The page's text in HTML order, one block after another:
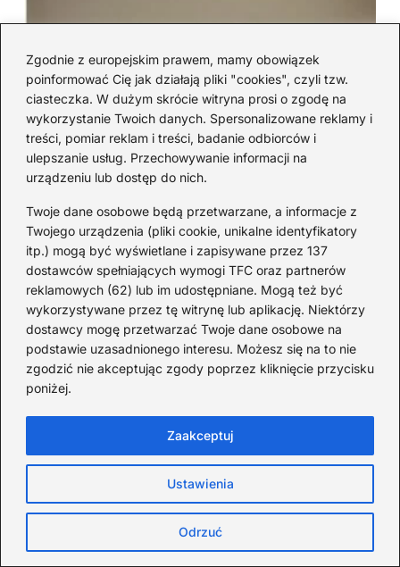
Zgodnie z europejskim prawem, mamy obowiązek
poinformować Cię jak działają pliki "cookies", czyli tzw.
ciasteczka. W dużym skrócie witryna prosi o zgodę na
wykorzystanie Twoich danych. Spersonalizowane reklamy i
treści, pomiar reklam i treści, badanie odbiorców i
ulepszanie usług. Przechowywanie informacji na
urządzeniu lub dostęp do nich.
Twoje dane osobowe będą przetwarzane, a informacje z
Twojego urządzenia (pliki cookie, unikalne identyfikatory
itp.) mogą być wyświetlane i zapisywane przez 137
dostawców spełniających wymogi TFC oraz partnerów
reklamowych (62) lub im udostępniane. Mogą też być
wykorzystywane przez tę witrynę lub aplikację. Niektórzy
dostawcy mogę przetwarzać Twoje dane osobowe na
podstawie uzasadnionego interesu. Możesz się na to nie
zgodzić nie akceptując zgody poprzez kliknięcie przycisku
poniżej.
Ustawienia
Odrzuć
Zaakceptuj
TOP10: Gadżety dla mężczyzny
2025-07-11
TOP10: Najdrożej wyceniani piłkarze na
2025-07-10